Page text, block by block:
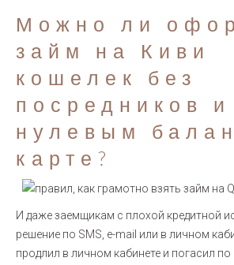
Можно ли
займ на Киви
кошелек без
посредников и
нулевым
карте?
И даже заемщикам с плохой кредитной
решение по SMS, e-mail или в личном
продлил в личном кабинете и погасил